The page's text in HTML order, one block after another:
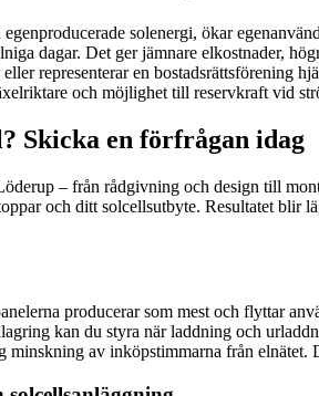
solenergi, ökar
dagar. Det ger jämnare elkostnader,
representerar en bostadsrättsförening
och möjlighet till reservkraft vid
Skicka en förfrågan idag
– från rådgivning och design till
och ditt solcellsutbyte. Resultatet blir
producerar som mest och flyttar
kan du styra när laddning och
av inköpstimmarna från elnätet.